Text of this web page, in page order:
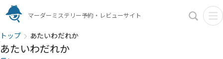
マーダーミステリー予約・レビューサイト
トップ あたいわだれか
あたいわだれか